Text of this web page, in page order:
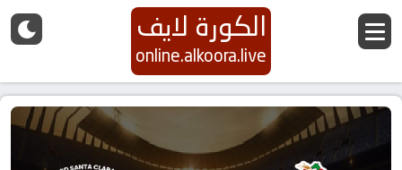
الكورة لايف
online.alkoora.live